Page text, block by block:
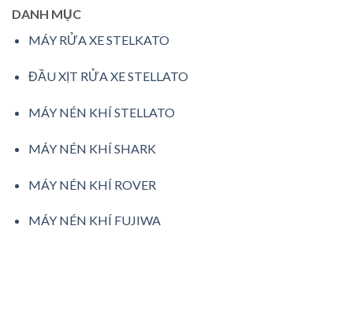
DANH MỤC
MÁY RỬA XE STELKATO
ĐẦU XỊT RỬA XE STELLATO
MÁY NÉN KHÍ STELLATO
MÁY NÉN KHÍ SHARK
MÁY NÉN KHÍ ROVER
MÁY NÉN KHÍ FUJIWA